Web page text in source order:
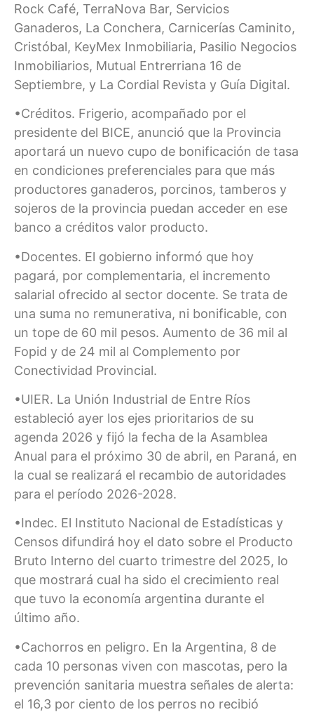
Rock Café, TerraNova Bar, Servicios
Ganaderos, La Conchera, Carnicerías Caminito,
Cristóbal, KeyMex Inmobiliaria, Pasilio Negocios
Inmobiliarios, Mutual Entrerriana 16 de
Septiembre, y La Cordial Revista y Guía Digital.
•Créditos. Frigerio, acompañado por el
presidente del BICE, anunció que la Provincia
aportará un nuevo cupo de bonificación de tasa
en condiciones preferenciales para que más
productores ganaderos, porcinos, tamberos y
sojeros de la provincia puedan acceder en ese
banco a créditos valor producto.
•Docentes. El gobierno informó que hoy
pagará, por complementaria, el incremento
salarial ofrecido al sector docente. Se trata de
una suma no remunerativa, ni bonificable, con
un tope de 60 mil pesos. Aumento de 36 mil al
Fopid y de 24 mil al Complemento por
Conectividad Provincial.
•UIER. La Unión Industrial de Entre Ríos
estableció ayer los ejes prioritarios de su
agenda 2026 y fijó la fecha de la Asamblea
Anual para el próximo 30 de abril, en Paraná, en
la cual se realizará el recambio de autoridades
para el período 2026-2028.
•Indec. El Instituto Nacional de Estadísticas y
Censos difundirá hoy el dato sobre el Producto
Bruto Interno del cuarto trimestre del 2025, lo
que mostrará cual ha sido el crecimiento real
que tuvo la economía argentina durante el
último año.
•Cachorros en peligro. En la Argentina, 8 de
cada 10 personas viven con mascotas, pero la
prevención sanitaria muestra señales de alerta:
el 16,3 por ciento de los perros no recibió